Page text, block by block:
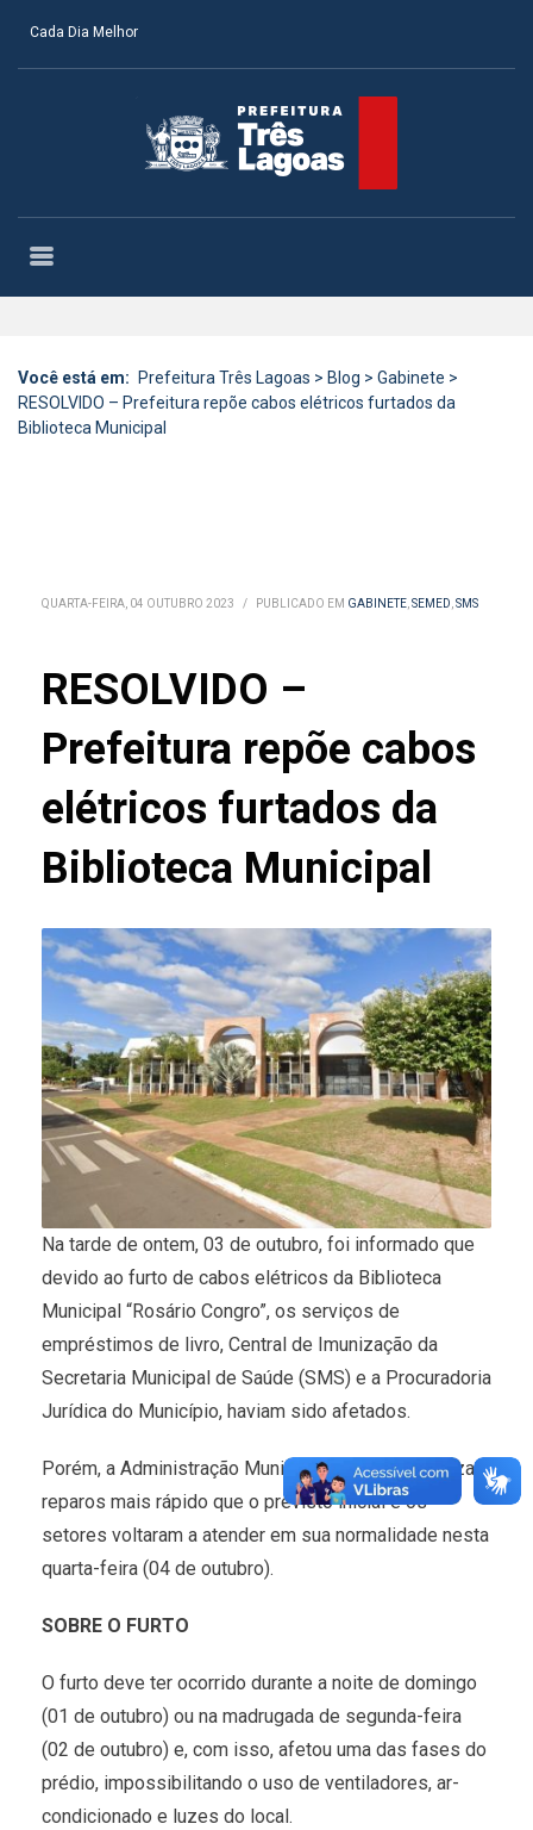
Cada Dia Melhor
Você está em: Prefeitura Três Lagoas > Blog > Gabinete >
RESOLVIDO – Prefeitura repõe cabos elétricos furtados da
Biblioteca Municipal
QUARTA-FEIRA, 04 OUTUBRO 2023 / PUBLICADO EM GABINETE,SEMED,SMS
RESOLVIDO –
Prefeitura repõe cabos
elétricos furtados da
Biblioteca Municipal
Na tarde de ontem, 03 de outubro, foi informado que
devido ao furto de cabos elétricos da Biblioteca
Municipal “Rosário Congro”, os serviços de
empréstimos de livro, Central de Imunização da
Secretaria Municipal de Saúde (SMS) e a Procuradoria
Jurídica do Município, haviam sido afetados.
Porém, a Administração Municipal conseguiu realizar
reparos mais rápido que o previsto inicial e os
setores voltaram a atender em sua normalidade nesta
quarta-feira (04 de outubro).
SOBRE O FURTO
O furto deve ter ocorrido durante a noite de domingo
(01 de outubro) ou na madrugada de segunda-feira
(02 de outubro) e, com isso, afetou uma das fases do
prédio, impossibilitando o uso de ventiladores, ar-
condicionado e luzes do local.